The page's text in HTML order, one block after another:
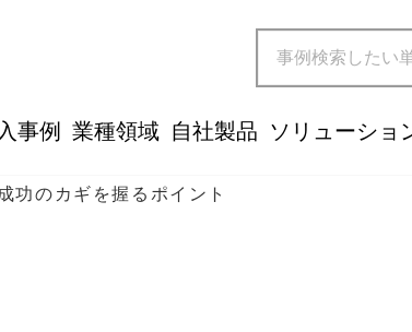
功のカギを握るポイント
事例 業種領域 自社製品 ソリューショ